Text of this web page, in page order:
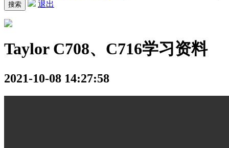
退出
Taylor C708、C716学习资料
2021-10-08 14:27:58